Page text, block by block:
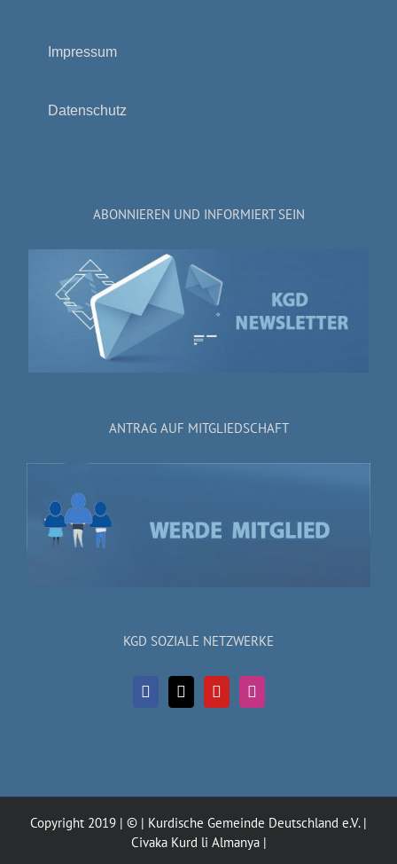
Impressum
Datenschutz
ABONNIEREN UND INFORMIERT SEIN
ANTRAG AUF MITGLIEDSCHAFT
KGD SOZIALE NETZWERKE
Copyright 2019 | © | Kurdische Gemeinde Deutschland e.V. |
Civaka Kurd li Almanya |